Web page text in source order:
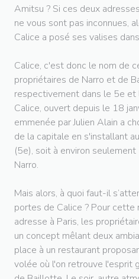
Amitsu ? Si ces deux
ne vous sont pas inconnues,
Calice a posé ses valises
Calice, c'est donc le nom de
propriétaires de Narro et de
respectivement dans le 5e
Calice, ouvert depuis le 18
emmenée par Julien Alain a
de la capitale en s'installant
(5e), soit à environ
Narro.
Mais alors, à quoi faut-il
portes de Calice ? Pour
adresse à Paris, les
un concept mêlant deux
place à un restaurant
volée où l'on retrouve l'esprit